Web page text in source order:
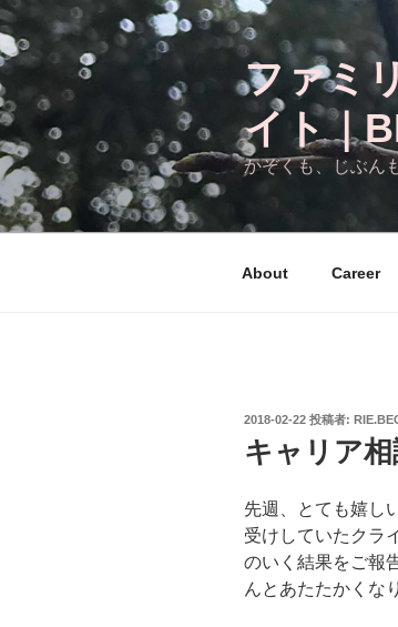
コ
ン
テ
ン
ツ
へ
ス
キ
ッ
ファミ
イト｜
かぞくも、じぶん
About Career
投
稿
日:
2018-02-22 投稿者:
キャリア
先週、とても嬉し
受けしていたクラ
のいく結果をご報
んとあたたかくな